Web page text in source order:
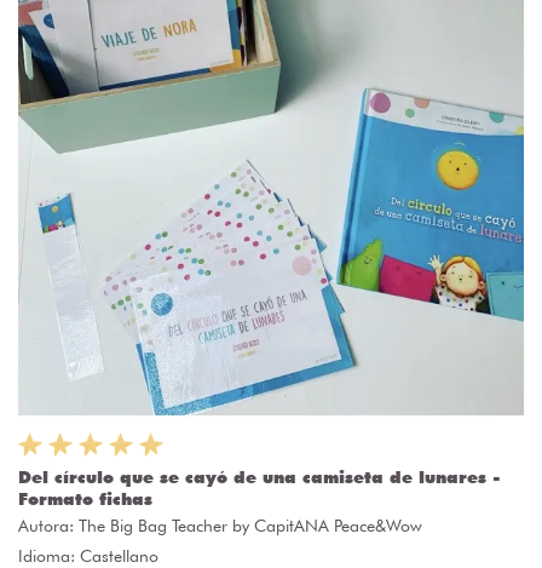
Del círculo que se cayó de una camiseta de lunares -
Formato fichas
Autora: The Big Bag Teacher by CapitANA Peace&Wow
Idioma: Castellano